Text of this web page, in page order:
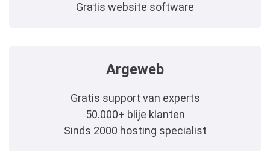
Gratis website software
Argeweb
Gratis support van experts
50.000+ blije klanten
Sinds 2000 hosting specialist